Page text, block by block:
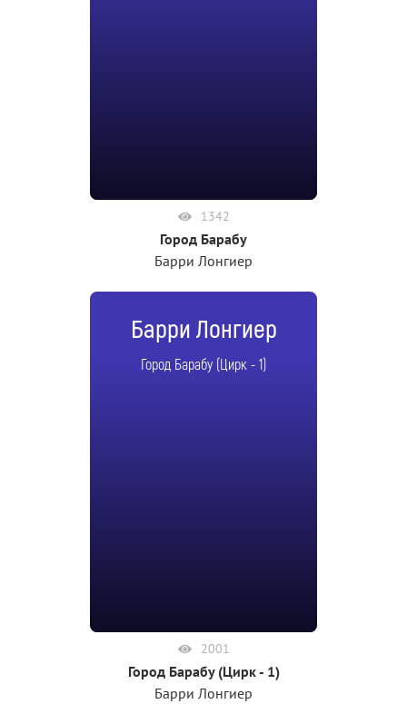
1342
Город Барабу
Барри Лонгиер
Барри Лонгиер
Город Барабу (Цирк - 1)
2001
Город Барабу (Цирк - 1)
Барри Лонгиер